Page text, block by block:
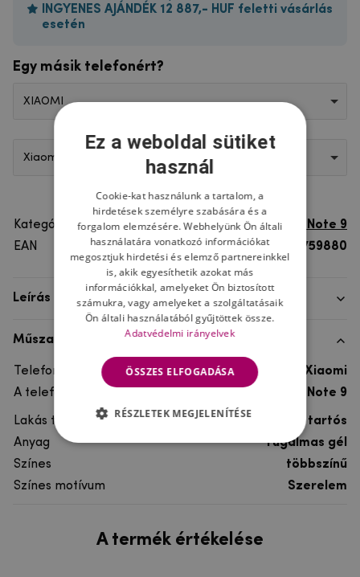
INGYENES AJÁNDÉK 12 887,- HUF feletti vásárlás
esetén
Egy másik telefonért?
XIAOMI
Xiaomi Redmi Note 9
Kategória
Xiaomi Redmi Note 9
EAN
8596579759880
Leírás
Műszaki adatok
Telefon márka
Xiaomi
A telefonmodellhez
Xiaomi Redmi Note 9
Lakás típusa
Gél, Ultra tartós
Anyag
rugalmas gél
Színes
többszínű
Színes motívum
Szerelem
A termék értékelése
Ez a weboldal sütiket
használ
Cookie-kat használunk a tartalom, a
hirdetések személyre szabására és a
forgalom elemzésére. Webhelyünk Ön általi
használatára vonatkozó információkat
megosztjuk hirdetési és elemző partnereinkkel
is, akik egyesíthetik azokat más
információkkal, amelyeket Ön biztosított
számukra, vagy amelyeket a szolgáltatásaik
Ön általi használatából gyűjtöttek össze.
Adatvédelmi irányelvek
ÖSSZES ELFOGADÁSA
RÉSZLETEK MEGJELENÍTÉSE